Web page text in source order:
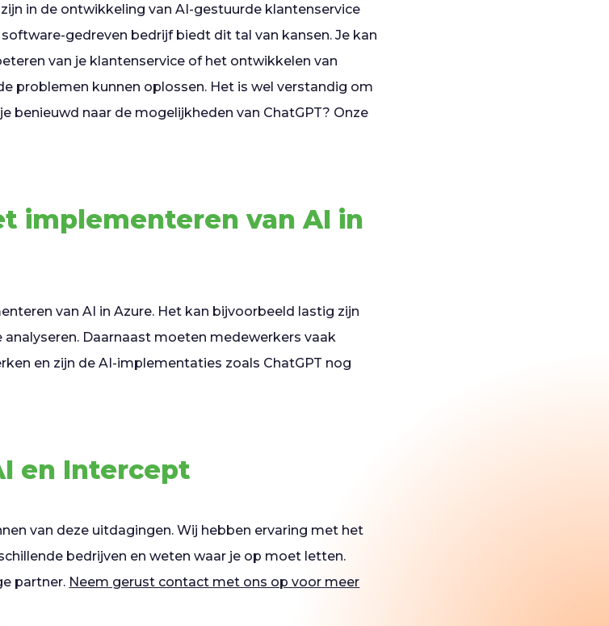
in de ontwikkeling van AI-gestuurde klantenservice
gedreven bedrijf biedt dit tal van kansen. Je kan
van je klantenservice of het ontwikkelen van
problemen kunnen oplossen. Het is wel verstandig om
benieuwd naar de mogelijkheden van ChatGPT? Onze
implementeren van AI in
van AI in Azure. Het kan bijvoorbeeld lastig zijn
Daarnaast moeten medewerkers vaak
en zijn de AI-implementaties zoals ChatGPT nog
en Intercept
van deze uitdagingen. Wij hebben ervaring met het
bedrijven en weten waar je op moet letten.
partner. Neem gerust contact met ons op voor meer